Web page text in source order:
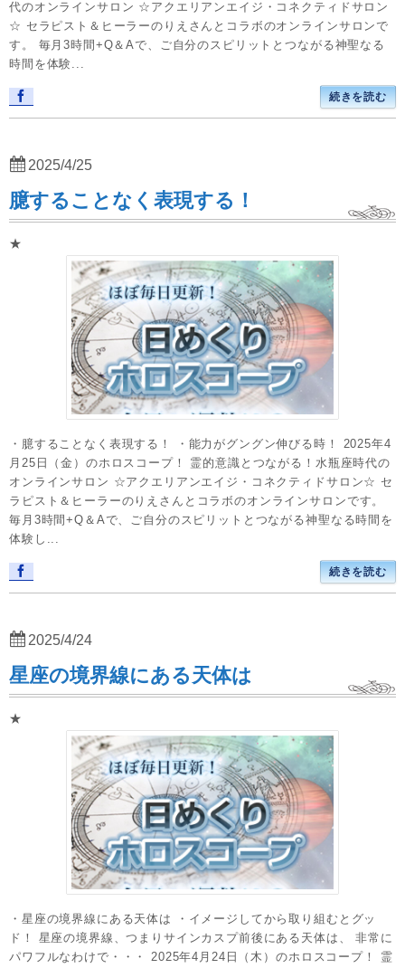
代のオンラインサロン ☆アクエリアンエイジ・コネクティドサロン
☆ セラピスト＆ヒーラーのりえさんとコラボのオンラインサロンで
す。 毎月3時間+Q＆Aで、ご自分のスピリットとつながる神聖なる
時間を体験...
続きを読む
臆することなく表現する！
★
・臆することなく表現する！ ・能力がグングン伸びる時！ 2025年4
月25日（金）のホロスコープ！ 霊的意識とつながる！水瓶座時代の
オンラインサロン ☆アクエリアンエイジ・コネクティドサロン☆ セ
ラピスト＆ヒーラーのりえさんとコラボのオンラインサロンです。
毎月3時間+Q＆Aで、ご自分のスピリットとつながる神聖なる時間を
体験し...
続きを読む
2025/4/25
星座の境界線にある天体は
★
・星座の境界線にある天体は ・イメージしてから取り組むとグッ
ド！ 星座の境界線、つまりサインカスプ前後にある天体は、 非常に
パワフルなわけで・・・ 2025年4月24日（木）のホロスコープ！ 霊
2025/4/24